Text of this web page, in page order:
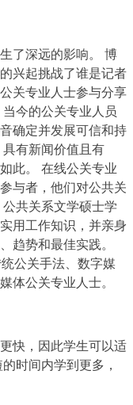
了深远的影响。 博
兴起挑战了谁是记者
关专业人士参与分享
今的公关专业人员
确定并发展可信和持
有新闻价值且有
此。 在线公关专业
与者，他们对公共关
共关系文学硕士学
用工作知识，并亲身
趋势和最佳实践。
公关手法、数字媒
体公关专业人士。
快，因此学生可以适
时间内学到更多，